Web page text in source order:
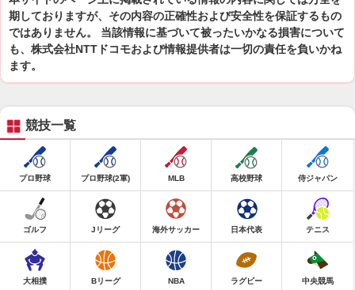
期しておりますが、その内容の正確性および安全性を保証するもの
ではありません。 当該情報に基づいて被ったいかなる損害について
も、株式会社NTTドコモおよび情報提供者は一切の責任を負いかね
ます。
競技一覧
プロ野球 プロ野球(2軍) MLB 高校野球 侍ジャパン
ゴルフ Jリーグ 海外サッカー 日本代表 テニス
大相撲 Bリーグ NBA ラグビー 中央競馬